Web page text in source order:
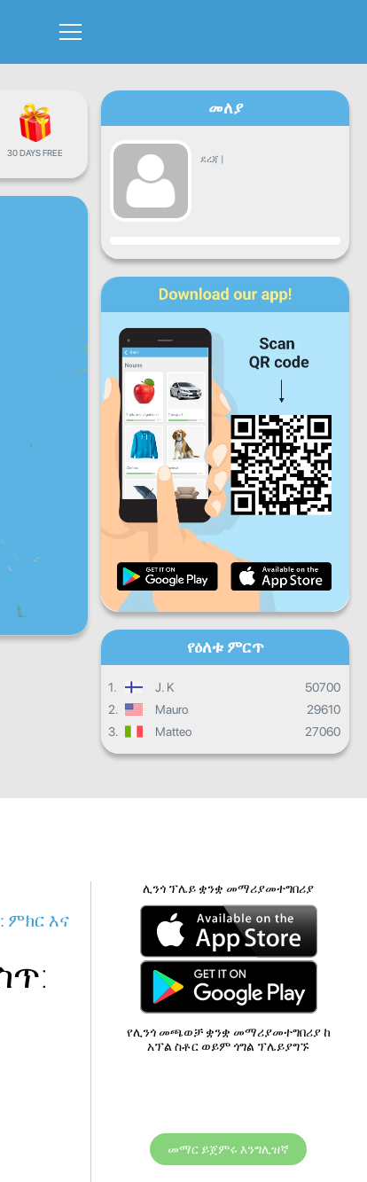
30 DAYS FREE
መለያ
ደረጃ |
እድገት
እሮ ሓሙ
ቅዳ እሁ
እለታዊ እድገት
ወርሀዊ እድገት
አጠቃላይ እድገት
የዕለቱ ምርጥ
1. J. K
50700
2.
Mauro
29610
3.
Matteo 27060
ምክር እና
ሊንጎ ፕሌይ ቋንቋ መማሪያመተግበሪያ
የሊንጎ መጫወቻ ቋንቋ መማሪያመተግበሪያ ከ
አፕል ስቶር ወይም ጎግል ፕሌይያግኙ
መማር ይጀምሩ እንግሊዝኛ